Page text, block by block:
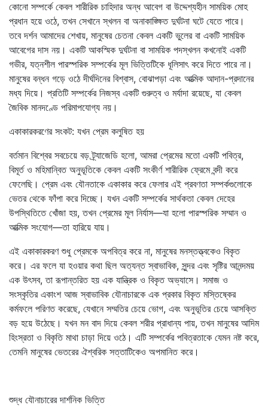
কোনো সম্পর্কে কেবল শারীরিক চাহিদার অন্ধ আবেগ বা উদ্দেশ্যহীন সাময়িক মোহ
প্রধান হয়ে ওঠে, তখন সেখানে স্খলন বা অনাকাঙ্ক্ষিত দুর্ঘটনা ঘটে যেতে পারে।
তবে দর্শন আমাদের শেখায়, মানুষের চেতনা কেবল একটি ভুলের বা একটি সাময়িক
আবেগের দাস নয়। একটি আকস্মিক দুর্ঘটনা বা সাময়িক পদস্খলন কখনোই একটি
গভীর, যত্নশীল পারস্পরিক সম্পর্কের মূল ভিত্তিটিকে ধূলিসাৎ করে দিতে পারে না।
মানুষের বন্ধন গড়ে ওঠে দীর্ঘদিনের বিশ্বাস, বোঝাপড়া এবং আত্মিক আদান-প্রদানের
মধ্য দিয়ে। প্রতিটি সম্পর্কের নিজস্ব একটি গুরুত্ব ও মর্যাদা রয়েছে, যা কেবল
জৈবিক মানদণ্ডে পরিমাপযোগ্য নয়।
একাকারকরণের সংকট: যখন প্রেম কলুষিত হয়
বর্তমান বিশ্বের সবচেয়ে বড় ট্র্যাজেডি হলো, আমরা প্রেমের মতো একটি পবিত্র,
বিমূর্ত ও মহিমান্বিত অনুভূতিকে কেবল একটি সংকীর্ণ শারীরিক ফ্রেমে বন্দী করে
ফেলেছি। প্রেম এবং যৌনতাকে একাকার করে ফেলার এই প্রবণতা সম্পর্কগুলোকে
ভেতর থেকে ফাঁপা করে দিচ্ছে। যখন একটি সম্পর্কের সার্থকতা কেবল দেহের
উপস্থিতিতে খোঁজা হয়, তখন প্রেমের মূল নির্যাস—যা হলো পারস্পরিক সম্মান ও
আত্মিক সংযোগ—তা হারিয়ে যায়।
এই একাকারকরণ শুধু প্রেমকে অপবিত্র করে না, মানুষের মনস্তত্ত্বকেও বিকৃত
করে। এর ফলে যা হওয়ার কথা ছিল অত্যন্ত স্বাভাবিক, সুন্দর এবং সৃষ্টির আনন্দময়
এক উৎসব, তা রূপান্তরিত হয় এক যান্ত্রিক ও বিকৃত অভ্যাসে। সমাজ ও
সংস্কৃতির একাংশ আজ স্বাভাবিক যৌনাচারকে এক প্রকার বিকৃত মস্তিষ্কের
কর্মফলে পরিণত করেছে, যেখানে সম্মতির চেয়ে ভোগ, এবং অনুভূতির চেয়ে আসক্তি
বড় হয়ে উঠেছে। যখন মন বাদ দিয়ে কেবল শরীর প্রাধান্য পায়, তখন মানুষের আদিম
হিংস্রতা ও বিকৃতি মাথা চাড়া দিয়ে ওঠে। এটি সম্পর্কের পবিত্রতাকে যেমন নষ্ট করে,
তেমনি মানুষের ভেতরের ঐশ্বরিক সত্তাটিকেও অপমানিত করে।
শুদ্ধ যৌনাচারের দার্শনিক ভিত্তি